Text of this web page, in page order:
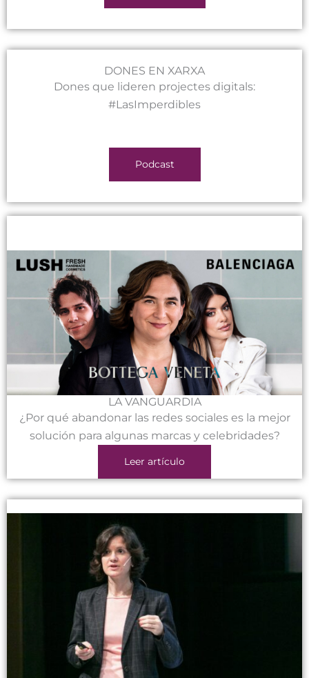
DONES EN XARXA
Dones que lideren projectes digitals:
#LasImperdibles
Podcast
LA VANGUARDIA
¿Por qué abandonar las redes sociales es la mejor
solución para algunas marcas y celebridades?
Leer artículo